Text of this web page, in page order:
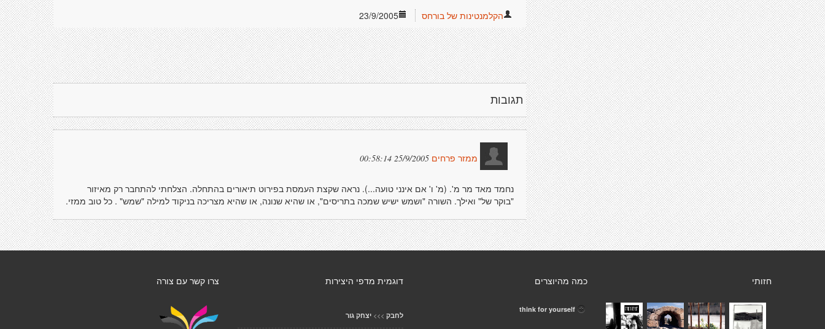
23/9/2005 הקלמנטינות של בורחס
תגובות
ממזר פרחים 25/9/2005 00:58:14
נחמד מאד מר מ'. (מ' ו' אם אינני טועה...). נראה שקצת העמסת בפירוט תיאורים בהתחלה. הצלחתי להתחבר רק מאיזור
"בוקר של" ואילך. השורה "ושמש ישיש שמכה בתריסים", או שהיא שנונה, או שהיא מצריכה בניקוד למילה "שמש" . כל טוב ממזי.
צרו קשר עם צורה דוגמית מדפי היצירות
לחבק >>> יצחק גור
כמה מהיוצרים
think for yourself
חזותי